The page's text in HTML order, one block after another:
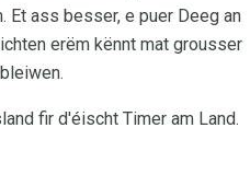
ass besser, e puer Deeg an
erëm kënnt mat grousser
fir d'éischt Timer am Land.